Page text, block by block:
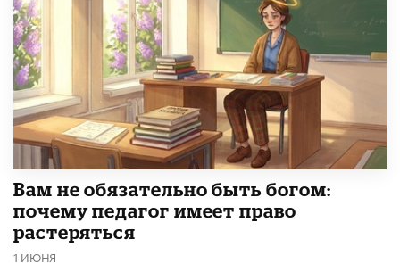
​Вам не обязательно быть богом:
почему педагог имеет право
растеряться
1 ИЮНЯ